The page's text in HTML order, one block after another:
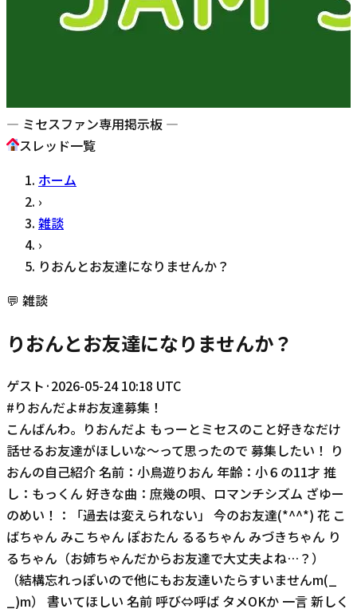
— ミセスファン専用掲示板 —
スレッド一覧
ホーム
›
雑談
›
りおんとお友達になりませんか？
💬 雑談
りおんとお友達になりませんか？
ゲスト ·2026-05-24 10:18 UTC
#りおんだよ#お友達募集！
こんばんわ。りおんだよ もっーとミセスのこと好きなだけ
話せるお友達がほしいな～って思ったので 募集したい！ り
おんの自己紹介 名前：小鳥遊りおん 年齢：小６の11才 推
し：もっくん 好きな曲：庶幾の唄、ロマンチシズム ざゆー
のめい！：「過去は変えられない」 今のお友達(*^^*) 花 こ
ばちゃん みこちゃん ぽおたん るるちゃん みづきちゃん り
るちゃん（お姉ちゃんだからお友達で大丈夫よね…？）
（結構忘れっぽいので他にもお友達いたらすいませんm(_
_)m） 書いてほしい 名前 呼び⇔呼ば タメOKか 一言 新しく